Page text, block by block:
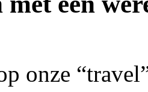
onze